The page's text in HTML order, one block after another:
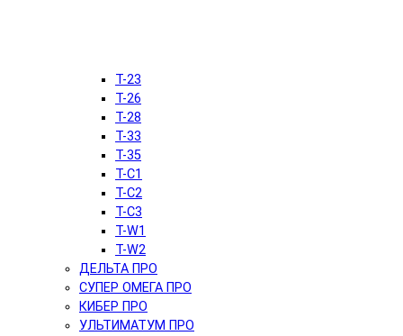
T-23
T-26
T-28
T-33
T-35
T-C1
T-C2
T-C3
T-W1
T-W2
ДЕЛЬТА ПРО
СУПЕР ОМЕГА ПРО
КИБЕР ПРО
УЛЬТИМАТУМ ПРО